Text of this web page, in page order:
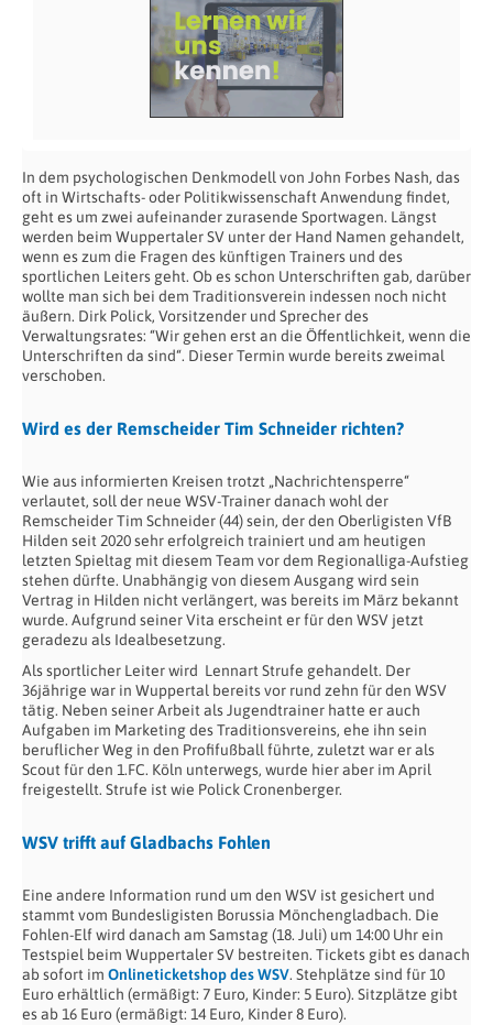
In dem psychologischen Denkmodell von John Forbes Nash, das
oft in Wirtschafts- oder Politikwissenschaft Anwendung findet,
geht es um zwei aufeinander zurasende Sportwagen. Längst
werden beim Wuppertaler SV unter der Hand Namen gehandelt,
wenn es zum die Fragen des künftigen Trainers und des
sportlichen Leiters geht. Ob es schon Unterschriften gab, darüber
wollte man sich bei dem Traditionsverein indessen noch nicht
äußern. Dirk Polick, Vorsitzender und Sprecher des
Verwaltungsrates: “Wir gehen erst an die Öffentlichkeit, wenn die
Unterschriften da sind“. Dieser Termin wurde bereits zweimal
verschoben.
Wird es der Remscheider Tim Schneider richten?
Wie aus informierten Kreisen trotzt „Nachrichtensperre“
verlautet, soll der neue WSV-Trainer danach wohl der
Remscheider Tim Schneider (44) sein, der den Oberligisten VfB
Hilden seit 2020 sehr erfolgreich trainiert und am heutigen
letzten Spieltag mit diesem Team vor dem Regionalliga-Aufstieg
stehen dürfte. Unabhängig von diesem Ausgang wird sein
Vertrag in Hilden nicht verlängert, was bereits im März bekannt
wurde. Aufgrund seiner Vita erscheint er für den WSV jetzt
geradezu als Idealbesetzung.
Als sportlicher Leiter wird Lennart Strufe gehandelt. Der
36jährige war in Wuppertal bereits vor rund zehn für den WSV
tätig. Neben seiner Arbeit als Jugendtrainer hatte er auch
Aufgaben im Marketing des Traditionsvereins, ehe ihn sein
beruflicher Weg in den Profifußball führte, zuletzt war er als
Scout für den 1.FC. Köln unterwegs, wurde hier aber im April
freigestellt. Strufe ist wie Polick Cronenberger.
WSV trifft auf Gladbachs Fohlen
Eine andere Information rund um den WSV ist gesichert und
stammt vom Bundesligisten Borussia Mönchengladbach. Die
Fohlen-Elf wird danach am Samstag (18. Juli) um 14:00 Uhr ein
Testspiel beim Wuppertaler SV bestreiten. Tickets gibt es danach
ab sofort im Onlineticketshop des WSV. Stehplätze sind für 10
Euro erhältlich (ermäßigt: 7 Euro, Kinder: 5 Euro). Sitzplätze gibt
es ab 16 Euro (ermäßigt: 14 Euro, Kinder 8 Euro).